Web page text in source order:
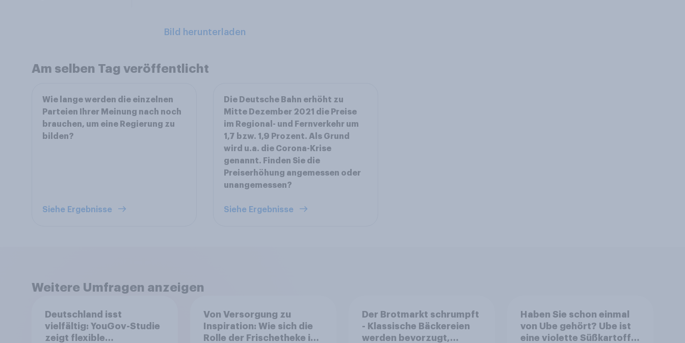
Bild herunterladen
Am selben Tag veröffentlicht
Wie lange werden die einzelnen
Parteien Ihrer Meinung nach noch
brauchen, um eine Regierung zu
bilden?
Siehe Ergebnisse
Die Deutsche Bahn erhöht zu
Mitte Dezember 2021 die Preise
im Regional- und Fernverkehr um
1,7 bzw. 1,9 Prozent. Als Grund
wird u.a. die Corona-Krise
genannt. Finden Sie die
Preiserhöhung angemessen oder
unangemessen?
Siehe Ergebnisse
Weitere Umfragen anzeigen
Deutschland isst
vielfältig: YouGov-Studie
zeigt flexible
Von Versorgung zu
Inspiration: Wie sich die
Rolle der Frischetheke im
Der Brotmarkt schrumpft
- Klassische Bäckereien
werden bevorzugt,
Haben Sie schon einmal
von Ube gehört? Ube ist
eine violette Süßkartoffel